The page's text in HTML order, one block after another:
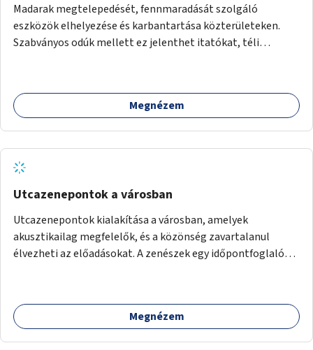
Madarak megtelepedését, fennmaradását szolgáló
eszközök elhelyezése és karbantartása közterületeken.
Szabványos odúk mellett ez jelenthet itatókat, téli
Megnézem
Utcazenepontok a városban
Utcazenepontok kialakítása a városban, amelyek
akusztikailag megfelelők, és a közönség zavartalanul
élvezheti az előadásokat. A zenészek egy időpontfoglalón
Megnézem